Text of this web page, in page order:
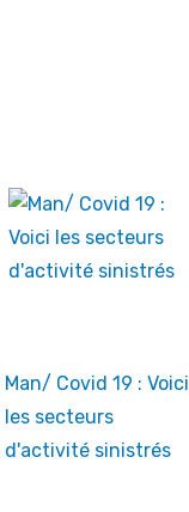
Man/ Covid 19 : Voici
les secteurs
d'activité sinistrés